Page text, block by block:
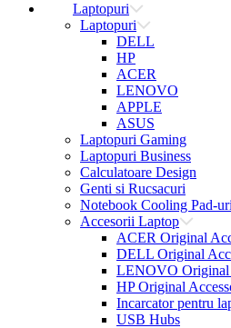
Laptopuri
Laptopuri
DELL
HP
ACER
LENOVO
APPLE
ASUS
Laptopuri Gaming
Laptopuri Business
Calculatoare Design
Genti si Rucsacuri
Notebook Cooling Pad-uri
Accesorii Laptop
ACER Original
DELL Original
LENOVO Original
HP Original
Incarcator pentru
USB Hubs